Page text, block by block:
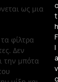
ως μια
φίλτρα
Δεν
την μπότα
t
h
F
l
a
v